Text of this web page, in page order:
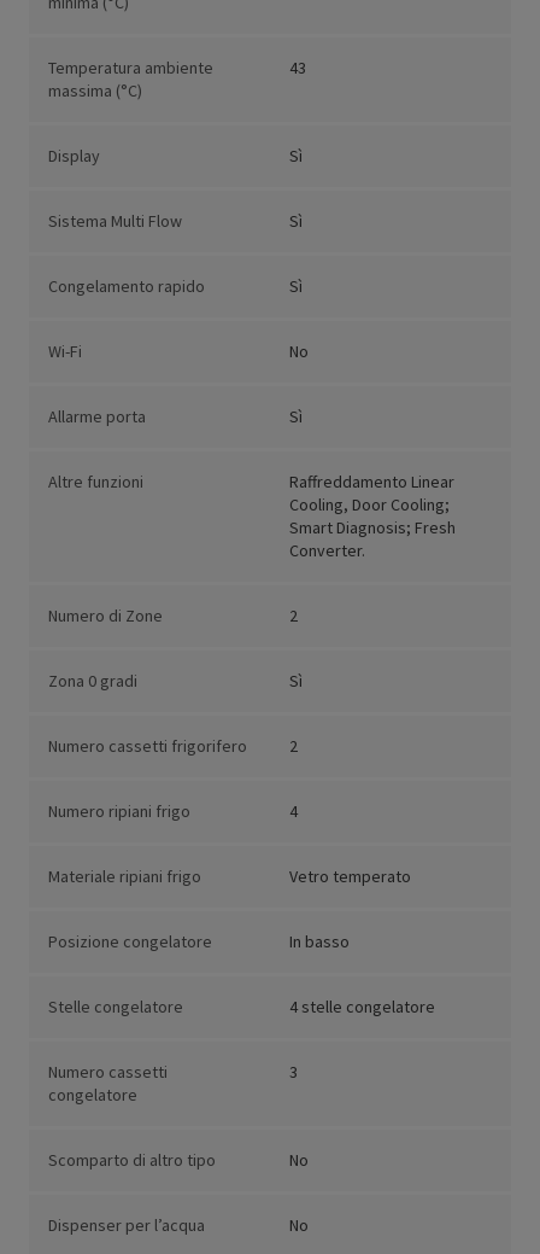
Temperatura ambiente
massima (°C)
43
Display Sì
Sistema Multi Flow Sì
Congelamento rapido Sì
Wi-Fi No
Allarme porta Sì
Altre funzioni
Raffreddamento Linear
Cooling, Door Cooling;
Smart Diagnosis; Fresh
Converter.
Numero di Zone 2
Zona 0 gradi Sì
Numero cassetti frigorifero 2
Numero ripiani frigo 4
Materiale ripiani frigo Vetro temperato
Posizione congelatore In basso
Stelle congelatore 4 stelle congelatore
Numero cassetti
congelatore
3
Scomparto di altro tipo No
Dispenser per l’acqua No